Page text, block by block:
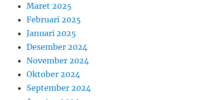
Maret 2025
Februari 2025
Januari 2025
Desember 2024
November 2024
Oktober 2024
September 2024